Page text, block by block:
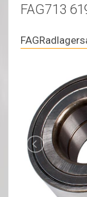
FAG713